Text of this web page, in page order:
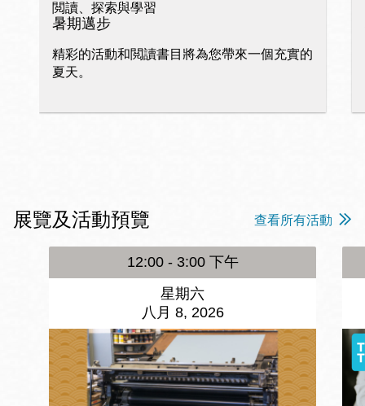
閲讀、探索與學習
暑期邁步
精彩的活動和閲讀書目將為您帶來一個充實的
夏天。
展覽及活動預覽 查看所有活動
12:00 - 3:00 下午
星期六
八月 8, 2026